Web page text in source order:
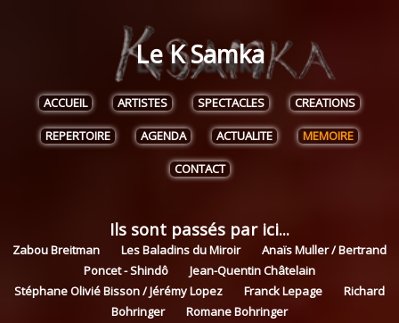
Le K Samka
ACCUEIL ARTISTES SPECTACLES CREATIONS
REPERTOIRE AGENDA ACTUALITE MEMOIRE
CONTACT
Ils sont passés par ici...
Zabou Breitman Les Baladins du Miroir
Anaïs Muller / Bertrand
Poncet - Shindô
Jean-Quentin Châtelain
Stéphane Olivié Bisson / Jérémy Lopez
Franck Lepage
Richard
Bohringer
Romane Bohringer